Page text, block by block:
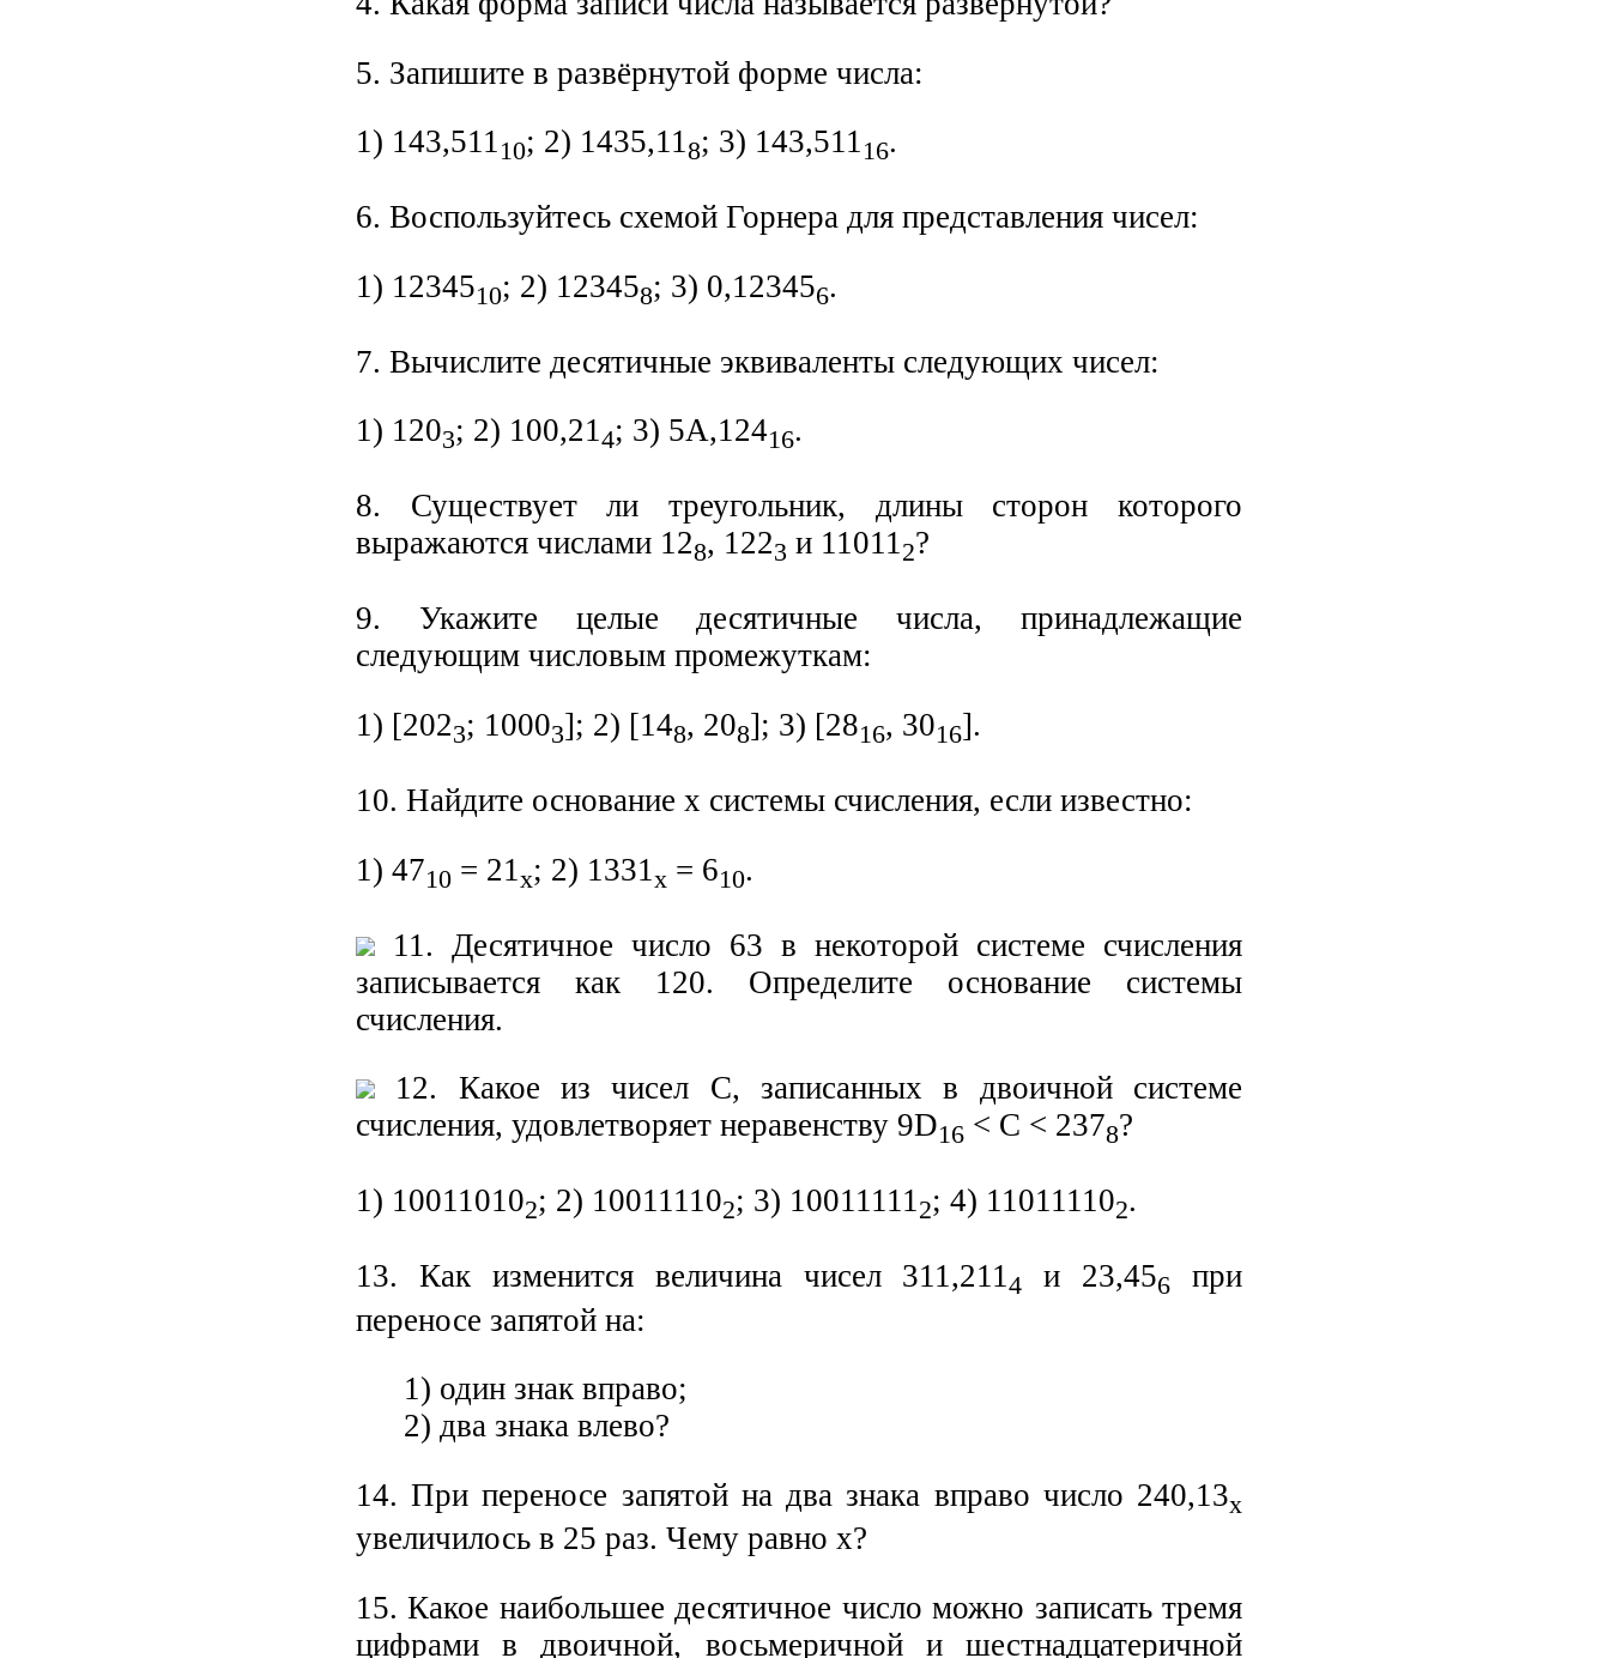
5. Запишите в развёрнутой форме числа:
1) 143,51110; 2) 1435,118; 3) 143,51116.
6. Воспользуйтесь схемой Горнера для представления чисел:
1) 1234510; 2) 123458; 3) 0,123456.
7. Вычислите десятичные эквиваленты следующих чисел:
1) 1203; 2) 100,214; 3) 5А,12416.
8. Существует ли треугольник, длины сторон которого
выражаются числами 128, 1223 и 110112?
9. Укажите целые десятичные числа, принадлежащие
следующим числовым промежуткам:
1) [2023; 10003]; 2) [148, 208]; 3) [2816, 3016].
10. Найдите основание х системы счисления, если известно:
1) 4710 = 21 x; 2) 1331 x = 610.
11. Десятичное число 63 в некоторой системе счисления
записывается как 120. Определите основание системы
счисления.
12. Какое из чисел С, записанных в двоичной системе
счисления, удовлетворяет неравенству 9D16 < С < 2378?
1) 100110102; 2) 100111102; 3) 100111112; 4) 110111102.
13. Как изменится величина чисел 311,2114 и 23,456
при
переносе запятой на:
1) один знак вправо;
2) два знака влево?
14. При переносе запятой на два знака вправо число 240,13x
увеличилось в 25 раз. Чему равно х?
15. Какое наибольшее десятичное число можно записать тремя
цифрами в двоичной, восьмеричной и шестнадцатеричной